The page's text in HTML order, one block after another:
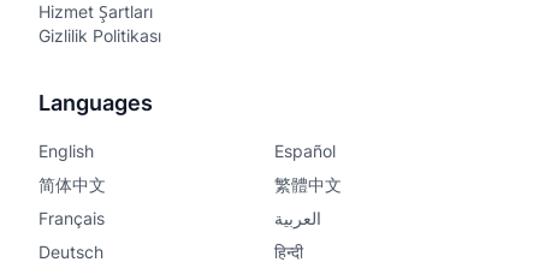
Hizmet Şartları
Gizlilik Politikası
Languages
English
Español
简体中文
繁體中文
Français
العربية
Deutsch
हिन्दी